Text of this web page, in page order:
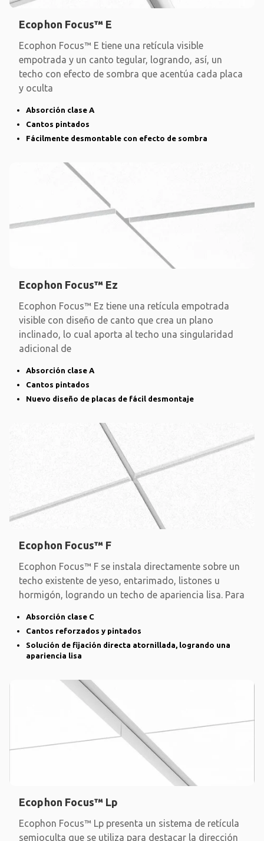
Ecophon Focus™ E
Ecophon Focus™ E tiene una retícula visible
empotrada y un canto tegular, logrando, así, un
techo con efecto de sombra que acentúa cada placa
y oculta
Absorción clase A
Cantos pintados
Fácilmente desmontable con efecto de sombra
Ecophon Focus™ Ez
Ecophon Focus™ Ez tiene una retícula empotrada
visible con diseño de canto que crea un plano
inclinado, lo cual aporta al techo una singularidad
adicional de
Absorción clase A
Cantos pintados
Nuevo diseño de placas de fácil desmontaje
Ecophon Focus™ F
Ecophon Focus™ F se instala directamente sobre un
techo existente de yeso, entarimado, listones u
hormigón, logrando un techo de apariencia lisa. Para
Absorción clase C
Cantos reforzados y pintados
Solución de fijación directa atornillada, logrando una
apariencia lisa
Ecophon Focus™ Lp
Ecophon Focus™ Lp presenta un sistema de retícula
semioculta que se utiliza para destacar la dirección